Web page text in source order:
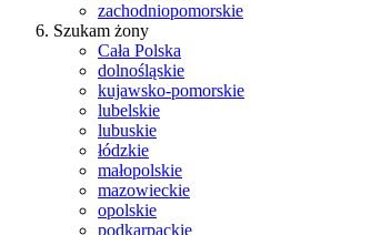
zachodniopomorskie
Szukam żony
Cała Polska
dolnośląskie
kujawsko-pomorskie
lubelskie
lubuskie
łódzkie
małopolskie
mazowieckie
opolskie
podkarpackie